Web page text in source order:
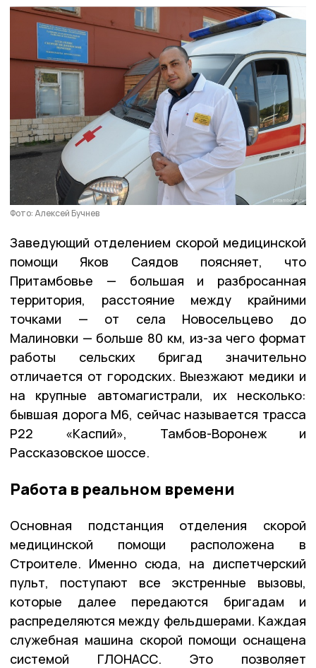
Фото: Алексей Бучнев
Заведующий отделением скорой медицинской
помощи Яков Саядов поясняет, что
Притамбовье — большая и разбросанная
территория, расстояние между крайними
точками — от села Новосельцево до
Малиновки — больше 80 км, из-за чего формат
работы сельских бригад значительно
отличается от городских. Выезжают медики и
на крупные автомагистрали, их несколько:
бывшая дорога М6, сейчас называется трасса
Р22 «Каспий», Тамбов-Воронеж и
Рассказовское шоссе.
Работа в реальном времени
Основная подстанция отделения скорой
медицинской помощи расположена в
Строителе. Именно сюда, на диспетчерский
пульт, поступают все экстренные вызовы,
которые далее передаются бригадам и
распределяются между фельдшерами. Каждая
служебная машина скорой помощи оснащена
системой ГЛОНАСС. Это позволяет